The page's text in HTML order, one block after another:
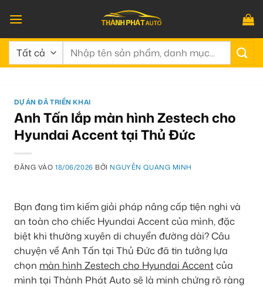
qua
nội
dung
Tìm
DỰ ÁN ĐÃ TRIỂN KHAI
Anh Tấn lắp màn hình Zestech cho
Hyundai Accent tại Thủ Đức
ĐĂNG VÀO18/06/2026 BỞI NGUYỄN QUANG MINH
Bạn đang tìm kiếm giải pháp nâng cấp tiện nghi và
an toàn cho chiếc Hyundai Accent của mình, đặc
biệt khi thường xuyên di chuyển đường dài? Câu
chuyện về Anh Tấn tại Thủ Đức đã tin tưởng lựa
chọn màn hình Zestech cho Hyundai Accentcủa
mình tại Thành Phát Auto sẽ là minh chứng rõ ràng